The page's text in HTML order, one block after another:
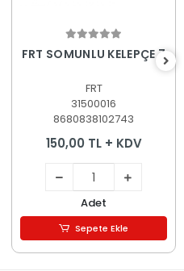
FRT SOMUNLU KELEPÇE 7
FRT
31500016
8680838102743
150,00 TL + KDV
Adet
Sepete Ekle